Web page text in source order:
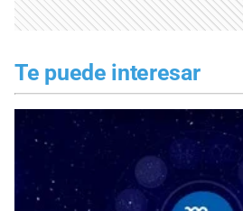
Te puede interesar